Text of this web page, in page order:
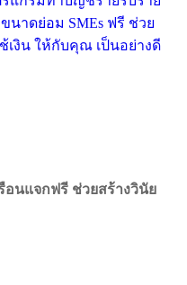
าดย่อม SMEs ฟรี ช่วย
เงิน ให้กับคุณ เป็นอย่างดี
นแจกฟรี ช่วยสร้างวินัย